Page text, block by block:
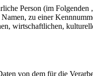
Person (im
zu einer
wirtschaftlichen,
von dem für die